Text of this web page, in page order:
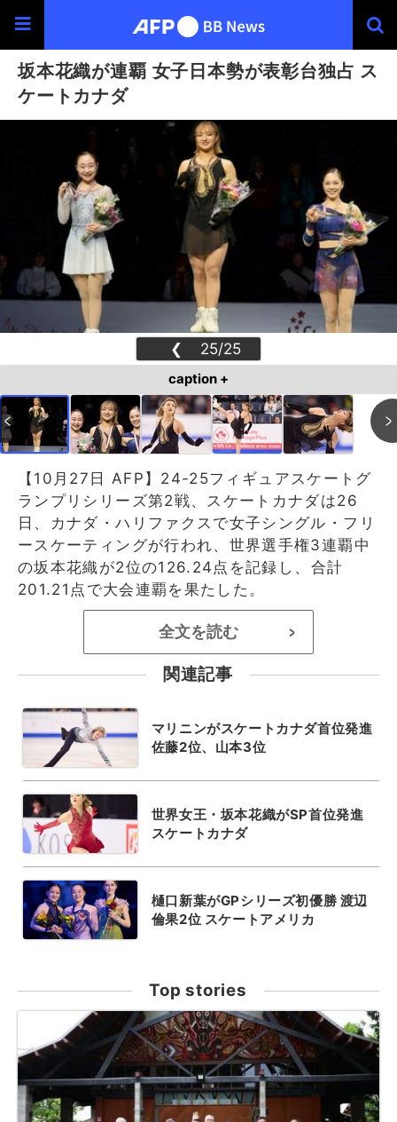
坂本花織が連覇 女子日本勢が表彰台独占 ス
ケートカナダ
❮
25/25
❯
caption +
【10月27日 AFP】24-25フィギュアスケートグ
ランプリシリーズ第2戦、スケートカナダは26
日、カナダ・ハリファクスで女子シングル・フリ
ースケーティングが行われ、世界選手権3連覇中
の坂本花織が2位の126.24点を記録し、合計
201.21点で大会連覇を果たした。
全文を読む >
関連記事
マリニンがスケートカナダ首位発進
佐藤2位、山本3位
世界女王・坂本花織がSP首位発進
スケートカナダ
樋口新葉がGPシリーズ初優勝 渡辺
倫果2位 スケートアメリカ
Top stories